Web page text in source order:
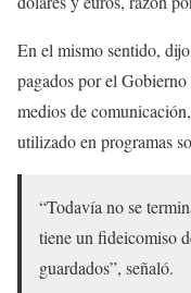
En el mismo sentido,
pagados por el
medios de
utilizado en programas
“Todavía no se
tiene un fideicomiso
guardados”, señaló.